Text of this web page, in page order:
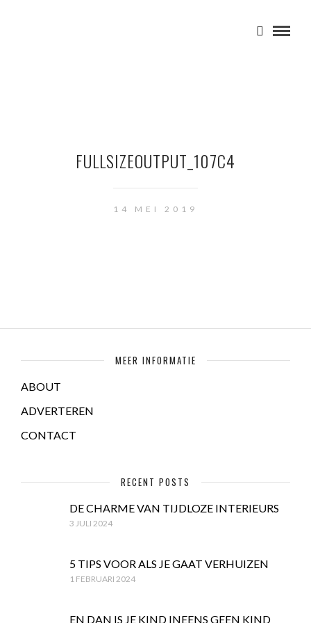
FULLSIZEOUTPUT_107C4
14 MEI 2019
MEER INFORMATIE
ABOUT
ADVERTEREN
CONTACT
RECENT POSTS
DE CHARME VAN TIJDLOZE INTERIEURS
3 JULI 2024
5 TIPS VOOR ALS JE GAAT VERHUIZEN
1 FEBRUARI 2024
EN DAN IS JE KIND INEENS GEEN KIND